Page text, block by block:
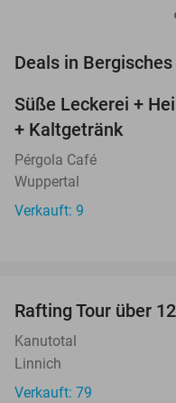
Deals in
Süße Leckerei +
+ Kaltgetränk
Pérgola Café
Wuppertal
Verkauft: 9
Rafting Tour über
Kanutotal
Linnich
Verkauft: 79